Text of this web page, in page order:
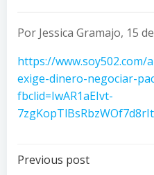
Por Jessica Gramajo, 15
https://
exige-dinero-negociar-
fbclid=IwAR1aEIvt-
Post
Previous post